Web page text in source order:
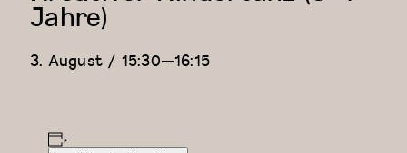
Jahre)
3. August / 15:30—16:15